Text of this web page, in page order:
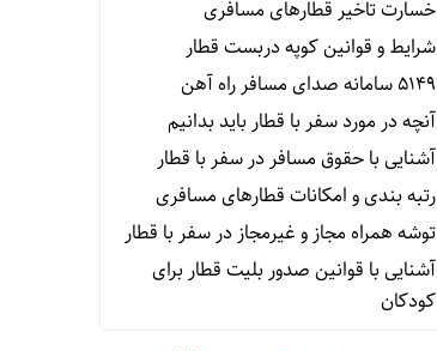
خسارت تاخیر قطارهای مسافری
شرایط و قوانین کوپه دربست قطار
۵۱۴۹ سامانه صدای مسافر راه آهن
آنچه در مورد سفر با قطار باید بدانیم
آشنایی با حقوق مسافر در سفر با قطار
رتبه بندی و امکانات قطارهای مسافری
توشه همراه مجاز و غیرمجاز در سفر با قطار
آشنایی با قوانین صدور بلیت قطار برای
کودکان